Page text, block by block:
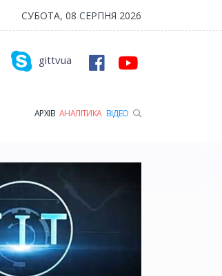
На війні загинув Герой з Рожищенської
СУБОТА, 08 СЕРПНЯ 2026
gittvua
АРХІВ АНАЛІТИКА ВІДЕО